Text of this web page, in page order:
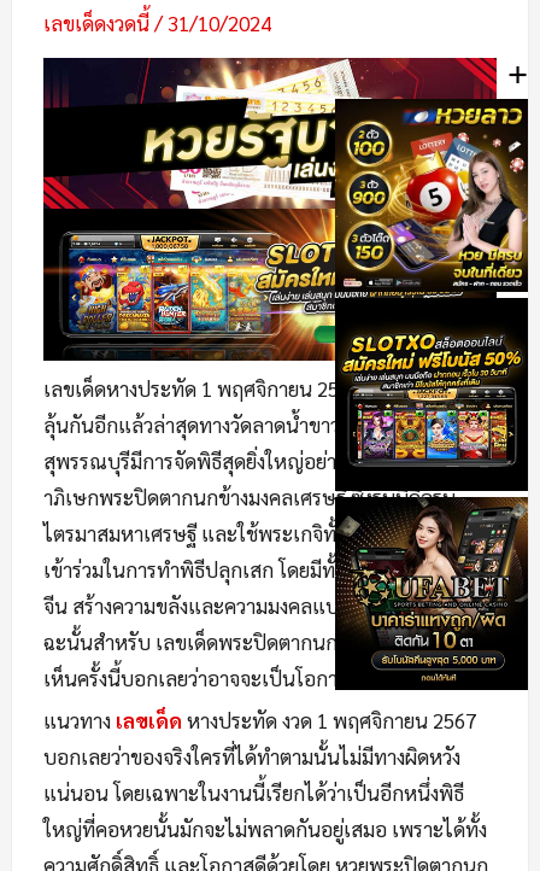
เลขเด็ดงวดนี้/31/10/2024
เลขเด็ดหางประทัด 1 พฤศจิกายน 2567 มาให้คอหวยได้
ลุ้นกันอีกแล้วล่าสุดทางวัดลาดน้ำขาว ที่จังหวัด
สุพรรณบุรีมีการจัดพิธีสุดยิ่งใหญ่อย่างพิธีมหาพุทธ
าภิเษกพระปิดตากนกข้างมงคลเศรษฐี ซึ่งรุ่นนี้คือรุ่น
ไตรมาสมหาเศรษฐี และใช้พระเกจิทั้ง 2 นิกายใหญ่มา
เข้าร่วมในการทำพิธีปลุกเสก โดยมีทั้งพระไทยและพระ
จีน สร้างความขลังและความมงคลแบบสุดฤทธิ์ เพราะ
ฉะนั้นสำหรับ เลขเด็ดพระปิดตากนก 1 11 67 ที่จะได้
เห็นครั้งนี้บอกเลยว่าอาจจะเป็นโอกาสที่ดีก็ว่าได้
แนวทาง เลขเด็ด หางประทัด งวด 1 พฤศจิกายน 2567
บอกเลยว่าของจริงใครที่ได้ทำตามนั้นไม่มีทางผิดหวัง
แน่นอน โดยเฉพาะในงานนี้เรียกได้ว่าเป็นอีกหนึ่งพิธี
ใหญ่ที่คอหวยนั้นมักจะไม่พลาดกันอยู่เสมอ เพราะได้ทั้ง
ความศักดิ์สิทธิ์ และโอกาสดีด้วยโดย หวยพระปิดตากนก
+